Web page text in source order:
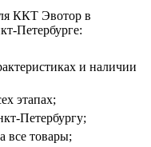
ККТ Эвотор в
Петербурге:
и наличии
этапах;
Петербургу;
все товары;